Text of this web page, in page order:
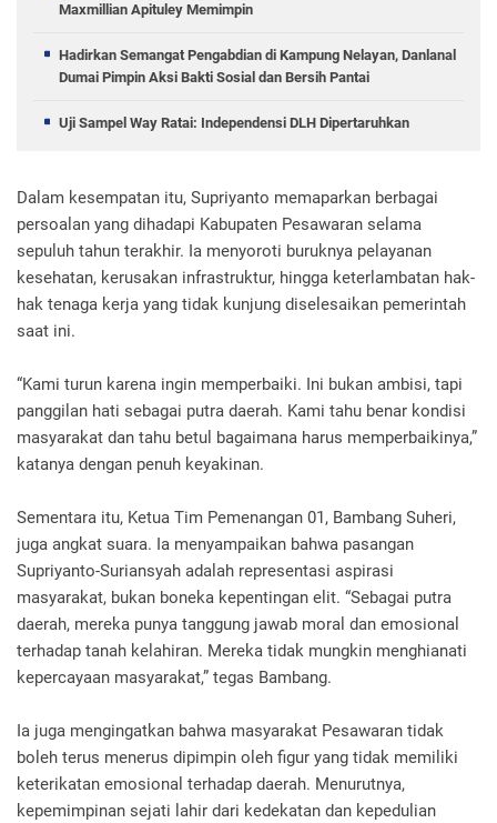
Maxmillian Apituley Memimpin
Hadirkan Semangat Pengabdian di Kampung Nelayan, Danlanal
Dumai Pimpin Aksi Bakti Sosial dan Bersih Pantai
Uji Sampel Way Ratai: Independensi DLH Dipertaruhkan
Dalam kesempatan itu, Supriyanto memaparkan berbagai
persoalan yang dihadapi Kabupaten Pesawaran selama
sepuluh tahun terakhir. Ia menyoroti buruknya pelayanan
kesehatan, kerusakan infrastruktur, hingga keterlambatan hak-
hak tenaga kerja yang tidak kunjung diselesaikan pemerintah
saat ini.
“Kami turun karena ingin memperbaiki. Ini bukan ambisi, tapi
panggilan hati sebagai putra daerah. Kami tahu benar kondisi
masyarakat dan tahu betul bagaimana harus memperbaikinya,”
katanya dengan penuh keyakinan.
Sementara itu, Ketua Tim Pemenangan 01, Bambang Suheri,
juga angkat suara. Ia menyampaikan bahwa pasangan
Supriyanto-Suriansyah adalah representasi aspirasi
masyarakat, bukan boneka kepentingan elit. “Sebagai putra
daerah, mereka punya tanggung jawab moral dan emosional
terhadap tanah kelahiran. Mereka tidak mungkin menghianati
kepercayaan masyarakat,” tegas Bambang.
Ia juga mengingatkan bahwa masyarakat Pesawaran tidak
boleh terus menerus dipimpin oleh figur yang tidak memiliki
keterikatan emosional terhadap daerah. Menurutnya,
kepemimpinan sejati lahir dari kedekatan dan kepedulian